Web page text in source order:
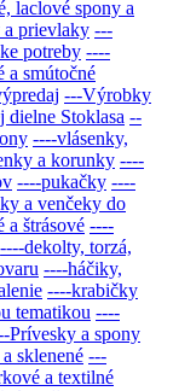
laclové spony a
a prievlaky ---
potreby ----
a smútočné
---Výrobky
Stoklasa --
----vlásenky,
a korunky ----
----pukačky ----
a venčeky do
a štrásové ----
----dekolty, torzá,
----háčiky,
----krabičky
tematikou ----
Prívesky a spony
sklenené ---
a textilné